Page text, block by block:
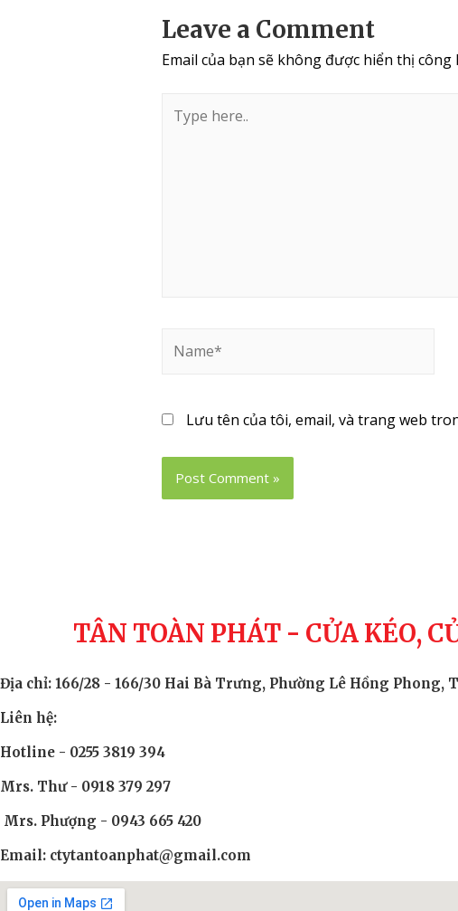
Leave a Comment
Email của bạn sẽ không được hiển thị công
Lưu tên của tôi, email, và trang web
TÂN TOÀN PHÁT - CỬA KÉO,
Địa chỉ: 166/28 - 166/30 Hai Bà Trưng, Phường Lê Hồng Phong,
Liên hệ:
Hotline - 0255 3819 394
Mrs. Thư - 0918 379 297
Mrs. Phượng - 0943 665 420
Email: ctytantoanphat@gmail.com